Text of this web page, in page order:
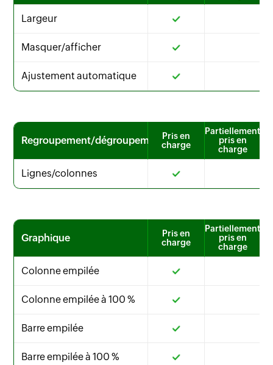
Largeur
Masquer/afficher
Ajustement automatique
Regroupement/dégroupementPris en
charge
Partiellement
pris en
charge
Lignes/colonnes
Graphique
Pris en
charge
Partiellement
pris en
charge
Colonne empilée
Colonne empilée à 100 %
Barre empilée
Barre empilée à 100 %